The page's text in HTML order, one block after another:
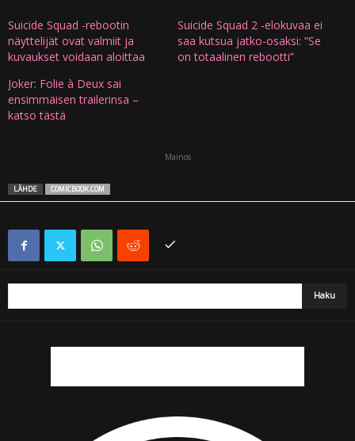
Suicide Squad -rebootin
näyttelijät ovat valmiit ja
kuvaukset voidaan aloittaa
Suicide Squad 2 -elokuvaa ei
saa kutsua jatko-osaksi: ”Se
on totaalinen rebootti”
Joker: Folie à Deux sai
ensimmäisen trailerinsa –
katso tästä
Mainos
LÄHDE COMICBOOK.COM